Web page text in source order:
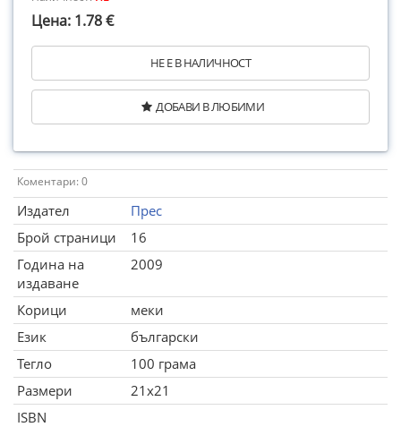
Цена: 1.78 €
НЕ Е В НАЛИЧНОСТ
ДОБАВИ В ЛЮБИМИ
Коментари: 0
Издател
Прес
Брой страници
16
Година на
издаване
2009
Корици
меки
Език
български
Тегло
100 грама
Размери
21x21
ISBN